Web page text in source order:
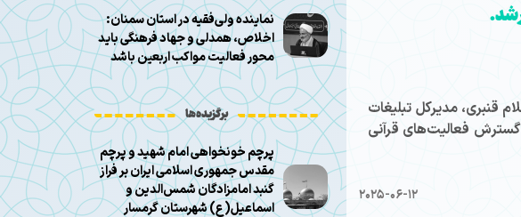
شد.
قنبری، مدیرکل تبلیغات
فعالیت‌های قرآنی
2025-06-12
نماینده ولی‌فقیه در استان سمنان:
اخلاص، همدلی و جهاد فرهنگی باید
محور فعالیت مواکب اربعین باشد
برگزیده‌ها
پرچم خونخواهی امام شهید و پرچم
مقدس جمهوری اسلامی ایران بر فراز
گنبد امامزادگان شمس‌الدین و
اسماعیل(ع) شهرستان گرمسار